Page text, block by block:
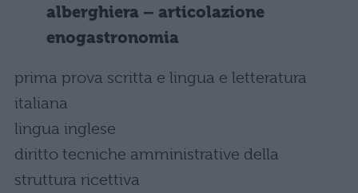
alberghiera – articolazione
enogastronomia
prima prova scritta e lingua e letteratura
italiana
lingua inglese
diritto tecniche amministrative della
struttura ricettiva